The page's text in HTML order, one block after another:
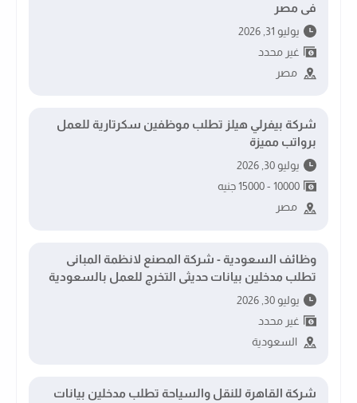
فى مصر
يوليو 31, 2026
غير محدد
مصر
شركة بيفرلي هيلز تطلب موظفين سكرتارية للعمل
برواتب مميزة
يوليو 30, 2026
10000 - 15000 جنيه
مصر
وظائف السعودية - شركة المصنع لانظمة المبانى
تطلب مدخلين بيانات حديثى التخرج للعمل بالسعودية
يوليو 30, 2026
غير محدد
السعودية
شركة القاهرة للنقل والسياحة تطلب مدخلين بيانات